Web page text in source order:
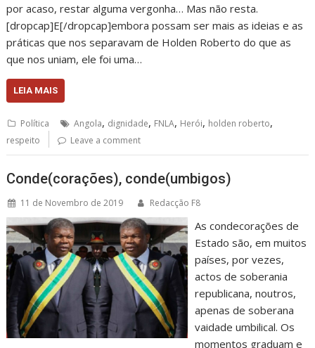
por acaso, restar alguma vergonha… Mas não resta.
[dropcap]E[/dropcap]embora possam ser mais as ideias e as
práticas que nos separavam de Holden Roberto do que as
que nos uniam, ele foi uma…
LEIA MAIS
Política Angola, dignidade, FNLA, Herói, holden roberto,
respeito Leave a comment
Conde(corações), conde(umbigos)
11 de Novembro de 2019 Redacção F8
As condecorações de
Estado são, em muitos
países, por vezes,
actos de soberania
republicana, noutros,
apenas de soberana
vaidade umbilical. Os
momentos graduam e